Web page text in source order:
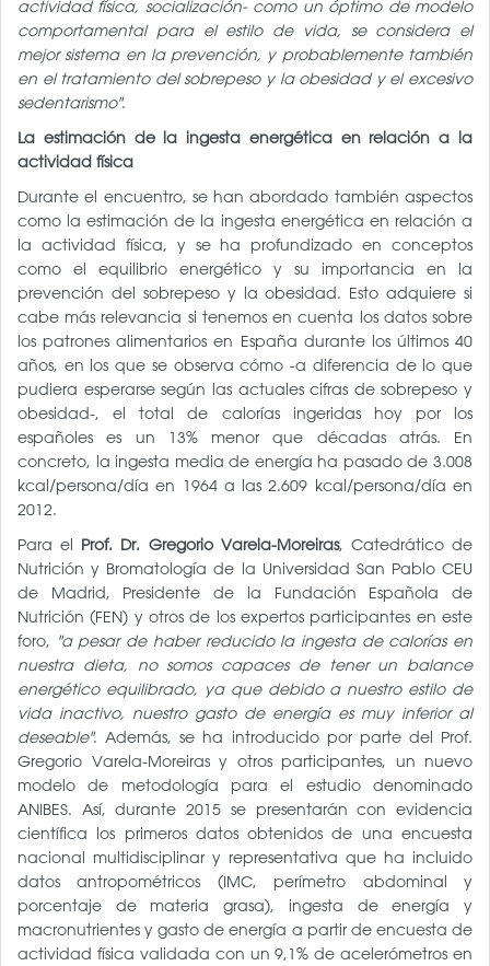
actividad física, socialización- como un óptimo de modelo
comportamental para el estilo de vida, se considera el
mejor sistema en la prevención, y probablemente también
en el tratamiento del sobrepeso y la obesidad y el excesivo
sedentarismo".
La estimación de la ingesta energética en relación a la
actividad física
Durante el encuentro, se han abordado también aspectos
como la estimación de la ingesta energética en relación a
la actividad física, y se ha profundizado en conceptos
como el equilibrio energético y su importancia en la
prevención del sobrepeso y la obesidad. Esto adquiere si
cabe más relevancia si tenemos en cuenta los datos sobre
los patrones alimentarios en España durante los últimos 40
años, en los que se observa cómo -a diferencia de lo que
pudiera esperarse según las actuales cifras de sobrepeso y
obesidad-, el total de calorías ingeridas hoy por los
españoles es un 13% menor que décadas atrás. En
concreto, la ingesta media de energía ha pasado de 3.008
kcal/persona/día en 1964 a las 2.609 kcal/persona/día en
2012.
Para el Prof. Dr. Gregorio Varela-Moreiras, Catedrático de
Nutrición y Bromatología de la Universidad San Pablo CEU
de Madrid, Presidente de la Fundación Española de
Nutrición (FEN) y otros de los expertos participantes en este
foro, "a pesar de haber reducido la ingesta de calorías en
nuestra dieta, no somos capaces de tener un balance
energético equilibrado, ya que debido a nuestro estilo de
vida inactivo, nuestro gasto de energía es muy inferior al
deseable". Además, se ha introducido por parte del Prof.
Gregorio Varela-Moreiras y otros participantes, un nuevo
modelo de metodología para el estudio denominado
ANIBES. Así, durante 2015 se presentarán con evidencia
científica los primeros datos obtenidos de una encuesta
nacional multidisciplinar y representativa que ha incluido
datos antropométricos (IMC, perímetro abdominal y
porcentaje de materia grasa), ingesta de energía y
macronutrientes y gasto de energía a partir de encuesta de
actividad física validada con un 9,1% de acelerómetros en